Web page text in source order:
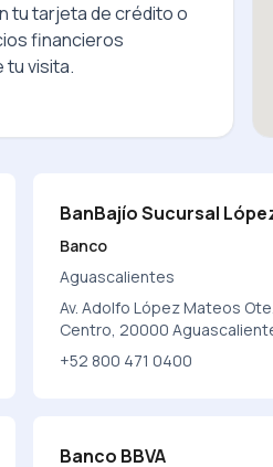
tu tarjeta de crédito o
financieros
tu visita.
BanBajío Sucursal
Banco
Aguascalientes
Av. Adolfo López Mateos
Centro, 20000
+52 800 471 0400
Banco BBVA